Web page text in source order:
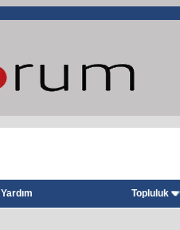
Yardım Topluluk